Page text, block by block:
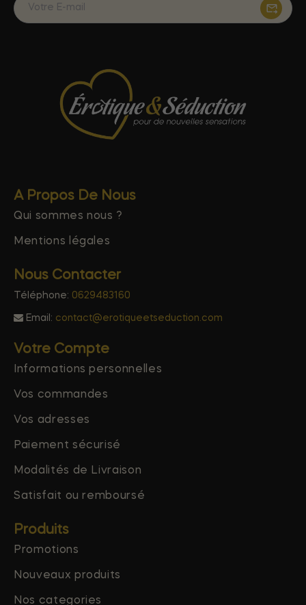
A Propos De Nous
Qui sommes nous ?
Mentions légales
Nous Contacter
Téléphone: 0629483160
Email: contact@erotiqueetseduction.com
Votre Compte
Informations personnelles
Vos commandes
Vos adresses
Paiement sécurisé
Modalités de Livraison
Satisfait ou remboursé
Produits
Promotions
Nouveaux produits
Nos categories